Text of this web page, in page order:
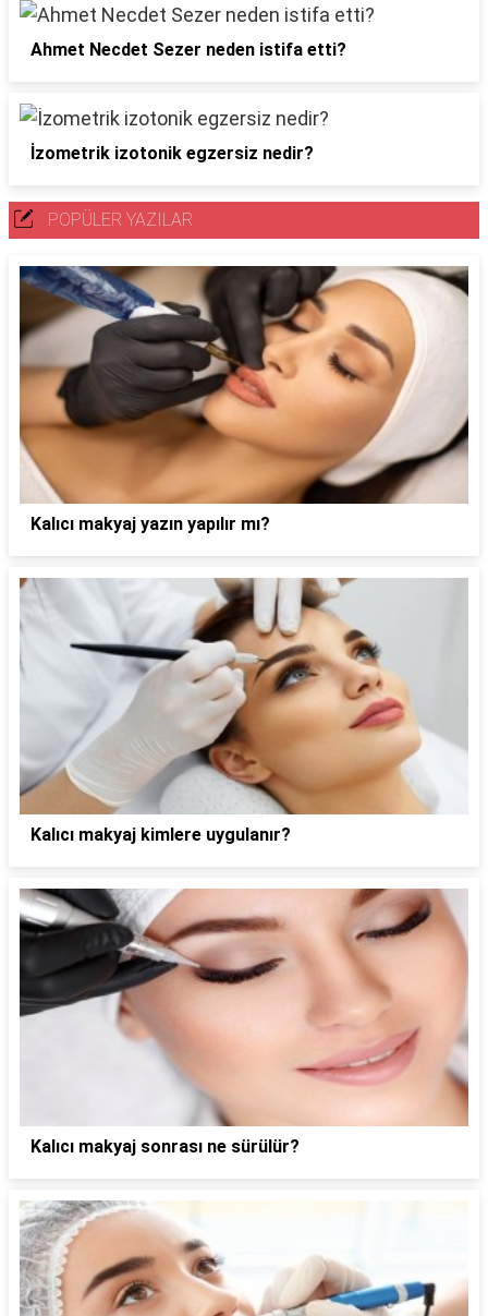
Ahmet Necdet Sezer neden istifa etti?
İzometrik izotonik egzersiz nedir?
POPÜLER YAZILAR
Kalıcı makyaj yazın yapılır mı?
Kalıcı makyaj kimlere uygulanır?
Kalıcı makyaj sonrası ne sürülür?